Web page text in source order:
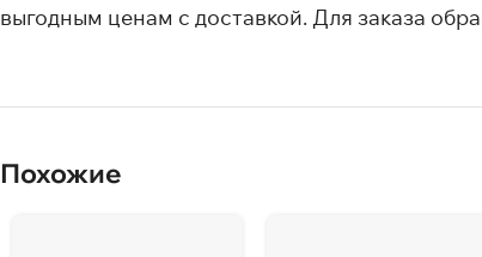
выгодным ценам с доставкой. Для заказа
Похожие